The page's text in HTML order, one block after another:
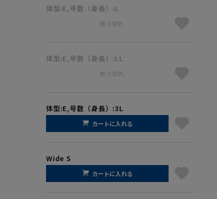
体型:E,号数（身長）:L
売り切れ
体型:E,号数（身長）:LL
売り切れ
体型:E,号数（身長）:3L
カートに入れる
Wide S
カートに入れる